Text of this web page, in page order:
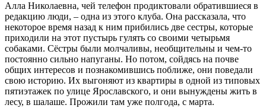
Алла Николаевна, чей телефон продиктовали обратившиеся в
редакцию люди, – одна из этого клуба. Она рассказала, что
некоторое время назад к ним прибились две сестры, которые
приходили на этот пустырь гулять со своими четырьмя
собаками. Сёстры были молчаливы, необщительны и чем-то
по­стоянно сильно напуганы. Но потом, сойдясь на почве
общих интересов и познакомившись поближе, они поведали
свою историю. Их выгоняют из квартиры в одной из типовых
пятиэтажек по улице Ярославского, и они вынуждены жить в
лесу, в шалаше. Прожили там уже полгода, с марта.